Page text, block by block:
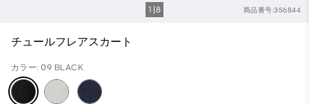
商品番号:356844
1 8
チュールフレアスカート
カラー: 09 BLACK